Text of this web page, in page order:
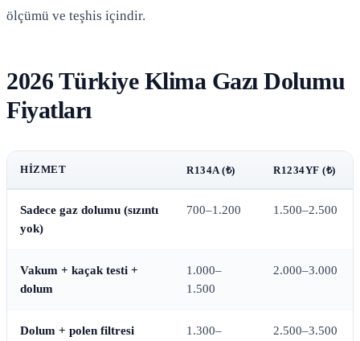
ölçümü ve teşhis içindir.
2026 Türkiye Klima Gazı Dolumu
Fiyatları
HIZMET R134A (₺) R1234YF (₺)
Sadece gaz dolumu (sızıntı
yok)
700–1.200 1.500–2.500
Vakum + kaçak testi +
dolum
1.000–
1.500
2.000–3.000
Dolum + polen filtresi
1.300–
2.500–3.500